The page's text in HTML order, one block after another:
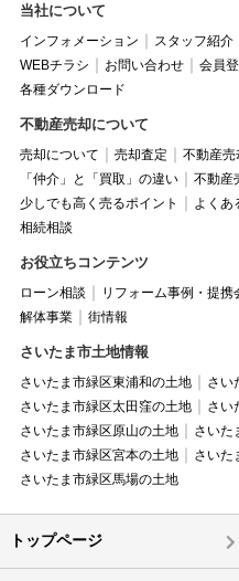
当社について
インフォメーション スタッフ紹介
WEBチラシ
お問い合わせ 会員
各種ダウンロード
不動産売却について
売却について 売却査定
不動産売
「仲介」と「買取」の違い
不動産
少しでも高く売るポイント
よくあ
相続相談
お役立ちコンテンツ
ローン相談 リフォーム事例・提携
解体事業
街情報
さいたま市土地情報
さいたま市緑区東浦和の土地
さい
さいたま市緑区太田窪の土地
さい
さいたま市緑区原山の土地
さいた
さいたま市緑区宮本の土地
さいた
さいたま市緑区馬場の土地
トップページ